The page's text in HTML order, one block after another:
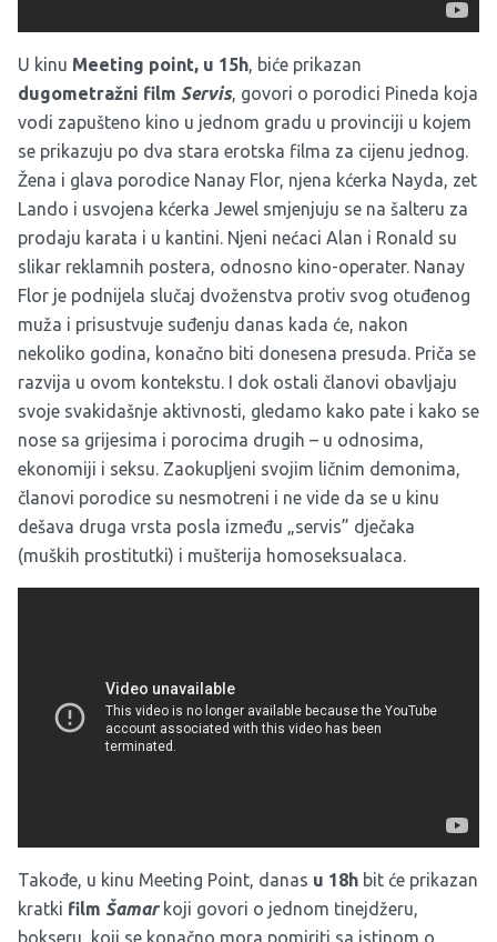
U kinu Meeting point, u 15h, biće prikazan
dugometražni film Servis, govori o porodici Pineda koja
vodi zapušteno kino u jednom gradu u provinciji u kojem
se prikazuju po dva stara erotska filma za cijenu jednog.
Žena i glava porodice Nanay Flor, njena kćerka Nayda, zet
Lando i usvojena kćerka Jewel smjenjuju se na šalteru za
prodaju karata i u kantini. Njeni nećaci Alan i Ronald su
slikar reklamnih postera, odnosno kino-operater. Nanay
Flor je podnijela slučaj dvoženstva protiv svog otuđenog
muža i prisustvuje suđenju danas kada će, nakon
nekoliko godina, konačno biti donesena presuda. Priča se
razvija u ovom kontekstu. I dok ostali članovi obavljaju
svoje svakidašnje aktivnosti, gledamo kako pate i kako se
nose sa grijesima i porocima drugih – u odnosima,
ekonomiji i seksu. Zaokupljeni svojim ličnim demonima,
članovi porodice su nesmotreni i ne vide da se u kinu
dešava druga vrsta posla između „servis” dječaka
(muških prostitutki) i mušterija homoseksualaca.
Takođe, u kinu Meeting Point, danas u 18h bit će prikazan
kratki film Šamarkoji govori o jednom tinejdžeru,
bokseru, koji se konačno mora pomiriti sa istinom o